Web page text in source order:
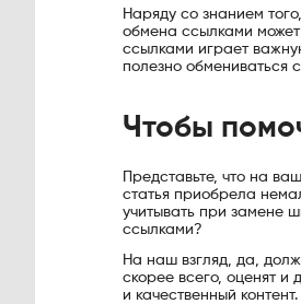
Наряду со знанием
обмена ссылками
ссылками играет
полезно обмениваться
Чтобы
Представьте, что на
статья приобрела
учитывать при замене
ссылками?
На наш взгляд, да,
скорее всего, оценят и
и качественный контент.